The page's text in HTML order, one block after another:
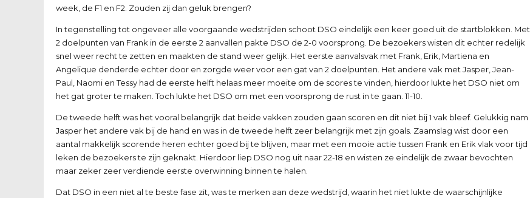
week, de F1 en F2. Zouden zij dan geluk brengen?
In tegenstelling tot ongeveer alle voorgaande wedstrijden schoot DSO eindelijk een keer goed uit de startblokken. Met
2 doelpunten van Frank in de eerste 2 aanvallen pakte DSO de 2-0 voorsprong. De bezoekers wisten dit echter redelijk
snel weer recht te zetten en maakten de stand weer gelijk. Het eerste aanvalsvak met Frank, Erik, Martiena en
Angelique denderde echter door en zorgde weer voor een gat van 2 doelpunten. Het andere vak met Jasper, Jean-
Paul, Naomi en Tessy had de eerste helft helaas meer moeite om de scores te vinden, hierdoor lukte het DSO niet om
het gat groter te maken. Toch lukte het DSO om met een voorsprong de rust in te gaan. 11-10.
De tweede helft was het vooral belangrijk dat beide vakken zouden gaan scoren en dit niet bij 1 vak bleef. Gelukkig nam
Jasper het andere vak bij de hand en was in de tweede helft zeer belangrijk met zijn goals. Zaamslag wist door een
aantal makkelijk scorende heren echter goed bij te blijven, maar met een mooie actie tussen Frank en Erik vlak voor tijd
leken de bezoekers te zijn geknakt. Hierdoor liep DSO nog uit naar 22-18 en wisten ze eindelijk de zwaar bevochten
maar zeker zeer verdiende eerste overwinning binnen te halen.
Dat DSO in een niet al te beste fase zit, was te merken aan deze wedstrijd, waarin het niet lukte de waarschijnlijke